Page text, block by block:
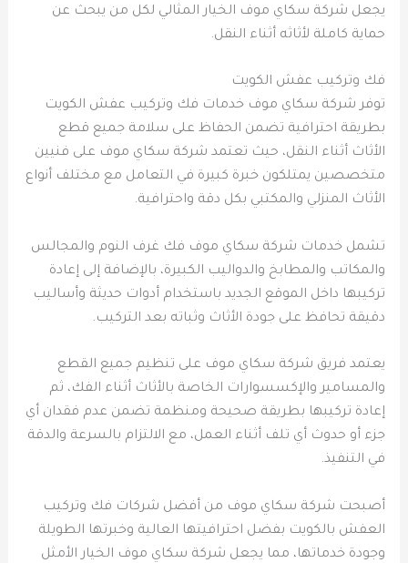
يجعل شركة سكاي موف الخيار المثالي لكل من يبحث عن
حماية كاملة لأثاثه أثناء النقل.
فك وتركيب عفش الكويت
توفر شركة سكاي موف خدمات فك وتركيب عفش الكويت
بطريقة احترافية تضمن الحفاظ على سلامة جميع قطع
الأثاث أثناء النقل، حيث تعتمد شركة سكاي موف على فنيين
متخصصين يمتلكون خبرة كبيرة في التعامل مع مختلف أنواع
الأثاث المنزلي والمكتبي بكل دقة واحترافية.
تشمل خدمات شركة سكاي موف فك غرف النوم والمجالس
والمكاتب والمطابخ والدواليب الكبيرة، بالإضافة إلى إعادة
تركيبها داخل الموقع الجديد باستخدام أدوات حديثة وأساليب
دقيقة تحافظ على جودة الأثاث وثباته بعد التركيب.
يعتمد فريق شركة سكاي موف على تنظيم جميع القطع
والمسامير والإكسسوارات الخاصة بالأثاث أثناء الفك، ثم
إعادة تركيبها بطريقة صحيحة ومنظمة تضمن عدم فقدان أي
جزء أو حدوث أي تلف أثناء العمل، مع الالتزام بالسرعة والدقة
في التنفيذ.
أصبحت شركة سكاي موف من أفضل شركات فك وتركيب
العفش بالكويت بفضل احترافيتها العالية وخبرتها الطويلة
وجودة خدماتها، مما يجعل شركة سكاي موف الخيار الأمثل